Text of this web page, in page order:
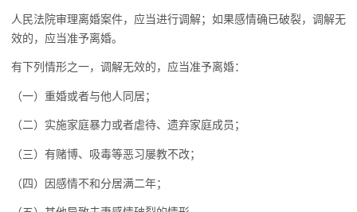
人民法院审理离婚案件，应当进行调解；如果感情确已破裂，调解无
效的，应当准予离婚。
有下列情形之一，调解无效的，应当准予离婚：
（一）重婚或者与他人同居；
（二）实施家庭暴力或者虐待、遗弃家庭成员；
（三）有赌博、吸毒等恶习屡教不改；
（四）因感情不和分居满二年；